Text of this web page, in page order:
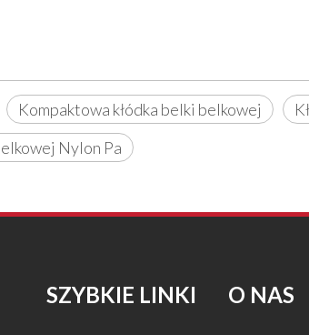
Kompaktowa kłódka belki belkowej
Nylon Pa
SZYBKIE LINKI O NAS